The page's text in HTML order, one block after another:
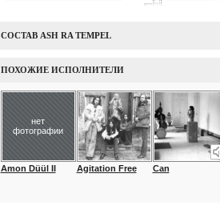
СОСТАВ ASH RA TEMPEL
ПОХОЖИЕ ИСПОЛНИТЕЛИ
нет
фотографии
Amon Düül II Agitation Free Can